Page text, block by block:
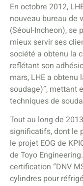
En octobre 2012,
nouveau bureau de
(Séoul-Incheon), se
mieux servir ses
société a obtenu la
reflétant son
mars, LHE a obtenu
soudage)”, mettant
techniques de
Tout au long de
significatifs, dont le
le projet EOG de
de Toyo
certification “DNV
cylindres pour